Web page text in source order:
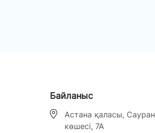
Байланыс
Астана қаласы, Сауран
көшесі, 7А